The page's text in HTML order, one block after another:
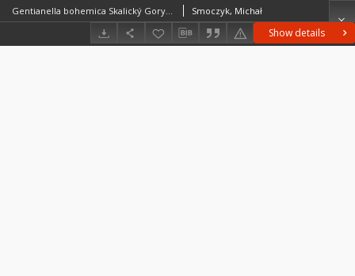
Show details
Gentianella bohemica Skalický Goryczuszka czeska (goryczka czeska) Smoczyk, Michał